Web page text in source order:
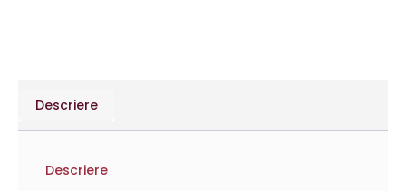
Descriere
Descriere